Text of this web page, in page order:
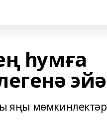
һумға
эйә
яңы мөмкинлектәр